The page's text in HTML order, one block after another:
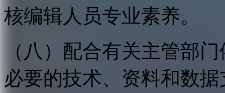
核编辑人员专业素养。
（八）配合有关主管部
必要的技术、资料和数